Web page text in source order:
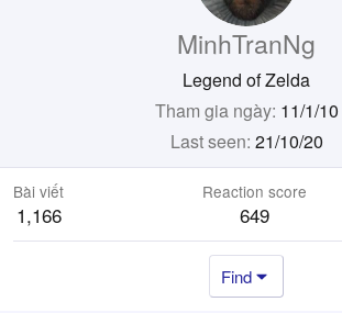
MinhTranNg
Legend of Zelda
Tham gia ngày 11/1/10
Last seen 21/10/20
Bài viết
1,166
Reaction score
649
Find